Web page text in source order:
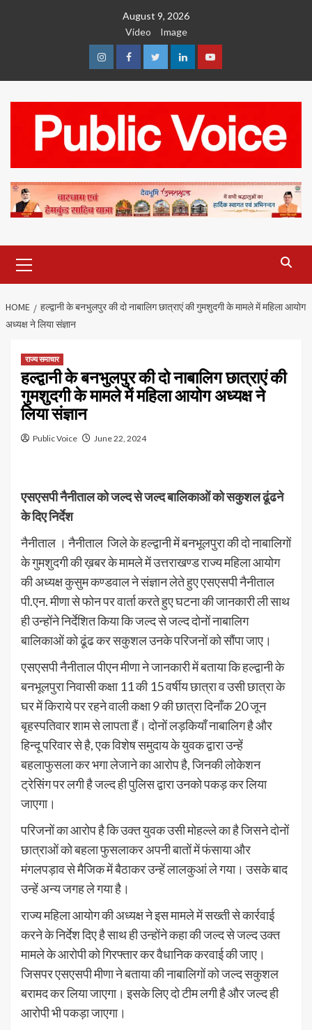
August 9, 2026
Video
Image
InstagramFacebookTwitterLinkedinYoutube
Menu
HOME
हल्द्वानी के बनभुलपुर की दो नाबालिग छात्राएं की गुमशुदगी के मामले में महिला आयोग
अध्यक्ष ने लिया संज्ञान
राज्य समाचार
हल्द्वानी के बनभुलपुर की दो नाबालिग छात्राएं की
गुमशुदगी के मामले में महिला आयोग अध्यक्ष ने
लिया संज्ञान
Public Voice June 22, 2024
एसएसपी नैनीताल को जल्द से जल्द बालिकाओं को सकुशल ढूंढने
के दिए निर्देश
नैनीताल । नैनीताल जिले के हल्द्वानी में बनभूलपुरा की दो नाबालिगों
के गुमशुदगी की ख़बर के मामले में उत्तराखण्ड राज्य महिला आयोग
की अध्यक्ष कुसुम कण्डवाल ने संज्ञान लेते हुए एसएसपी नैनीताल
पी.एन. मीणा से फोन पर वार्ता करते हुए घटना की जानकारी ली साथ
ही उन्होंने निर्देशित किया कि जल्द से जल्द दोनों नाबालिग
बालिकाओं को ढूंढ कर सकुशल उनके परिजनों को सौंपा जाए।
एसएसपी नैनीताल पीएन मीणा ने जानकारी में बताया कि हल्द्वानी के
बनभूलपुरा निवासी कक्षा 11 की 15 वर्षीय छात्रा व उसी छात्रा के
घर में किराये पर रहने वाली कक्षा 9 की छात्रा दिनाँक 20 जून
बृहस्पतिवार शाम से लापता हैं। दोनों लड़कियाँ नाबालिग है और
हिन्दू परिवार से है, एक विशेष समुदाय के युवक द्वारा उन्हें
बहलाफुसला कर भगा लेजाने का आरोप है, जिनकी लोकेशन
ट्रेसिंग पर लगी है जल्द ही पुलिस द्वारा उनको पकड़ कर लिया
जाएगा।
परिजनों का आरोप है कि उक्त युवक उसी मोहल्ले का है जिसने दोनों
छात्राओं को बहला फुसलाकर अपनी बातों में फंसाया और
मंगलपड़ाव से मैजिक में बैठाकर उन्हें लालकुआं ले गया। उसके बाद
उन्हें अन्य जगह ले गया है।
राज्य महिला आयोग की अध्यक्ष ने इस मामले में सख्ती से कार्रवाई
करने के निर्देश दिए है साथ ही उन्होंने कहा की जल्द से जल्द उक्त
मामले के आरोपी को गिरफ्तार कर वैधानिक करवाई की जाए।
जिसपर एसएसपी मीणा ने बताया की नाबालिगों को जल्द सकुशल
बरामद कर लिया जाएगा। इसके लिए दो टीम लगी है और जल्द ही
आरोपी भी पकड़ा जाएगा।